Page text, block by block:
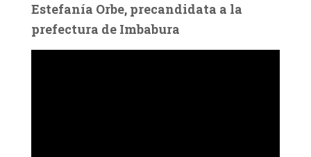
Estefanía Orbe, precandidata a la
prefectura de Imbabura